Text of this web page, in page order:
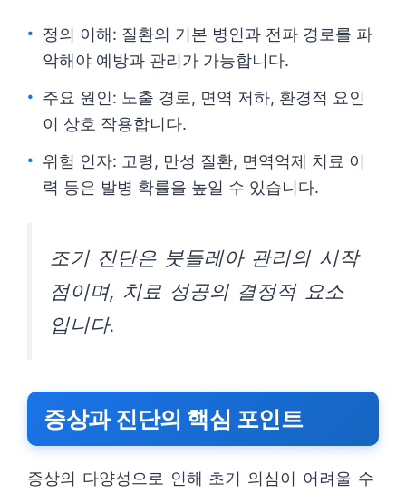
정의 이해: 질환의 기본 병인과 전파 경로를 파
악해야 예방과 관리가 가능합니다.
주요 원인: 노출 경로, 면역 저하, 환경적 요인
이 상호 작용합니다.
위험 인자: 고령, 만성 질환, 면역억제 치료 이
력 등은 발병 확률을 높일 수 있습니다.
조기 진단은 붓들레아 관리의 시작
점이며, 치료 성공의 결정적 요소
입니다.
증상과 진단의 핵심 포인트
증상의 다양성으로 인해 초기 의심이 어려울 수